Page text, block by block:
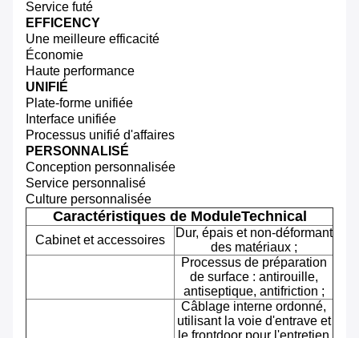
Service futé
EFFICENCY
Une meilleure efficacité
Économie
Haute performance
UNIFIÉ
Plate-forme unifiée
Interface unifiée
Processus unifié d'affaires
PERSONNALISÉ
Conception personnalisée
Service personnalisé
Culture personnalisée
Caractéristiques de ModuleTechnical
Cabinet et accessoires
Dur, épais et non-déformant
des matériaux ;
Processus de préparation
de surface : antirouille,
antiseptique, antifriction ;
Câblage interne ordonné,
utilisant la voie d'entrave et